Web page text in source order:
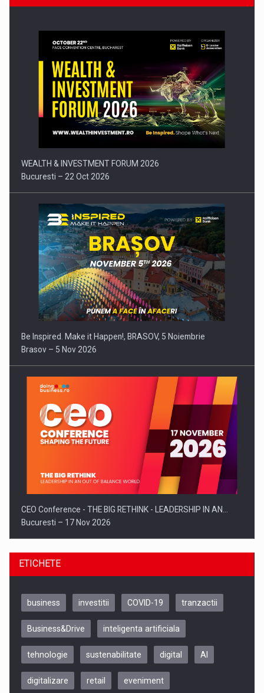
Comunicat de presa: Joburile part-time reincep sa intre pe…
WEALTH & INVESTMENT FORUM 2026
Bucuresti – 22 Oct 2026
Be Inspired. Make it Happen!, BRASOV, 5 Noiembrie
Brasov – 5 Nov 2026
CEO Conference - THE BIG RETHINK - LEADERSHIP IN AN…
Bucuresti – 17 Nov 2026
Be Inspired. Make it Happen!, CLUJ, 9 Decembrie
ETICHETE
business investitii COVID-19 tranzactii
Business&Drive inteligenta artificiala
tehnologie sustenabilitate digital AI
digitalizare retail eveniment